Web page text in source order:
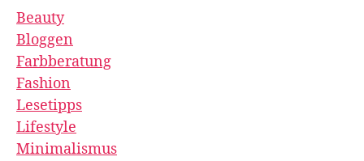
Beauty
Bloggen
Farbberatung
Fashion
Lesetipps
Lifestyle
Minimalismus